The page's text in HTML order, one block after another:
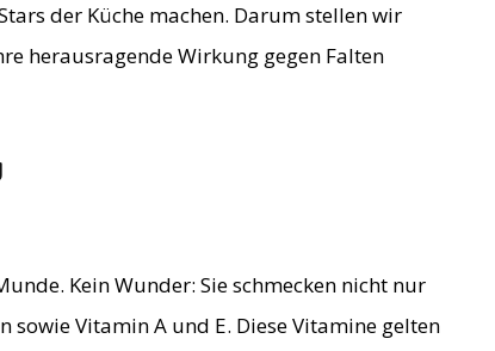
der Küche machen. Darum stellen wir
herausragende Wirkung gegen Falten
Kein Wunder: Sie schmecken nicht nur
Vitamin A und E. Diese Vitamine gelten